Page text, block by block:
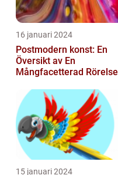
16 januari 2024
Postmodern konst: En
Översikt av En
Mångfacetterad Rörelse
15 januari 2024